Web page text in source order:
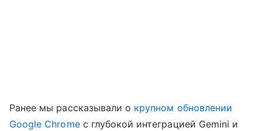
Ранее мы рассказывали о крупном обновлении
Google Chromeс глубокой интеграцией Gemini и